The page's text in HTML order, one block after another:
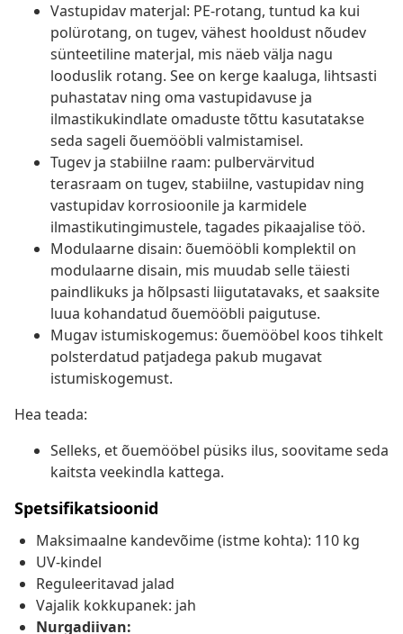
Vastupidav materjal: PE-rotang, tuntud ka kui
polürotang, on tugev, vähest hooldust nõudev
sünteetiline materjal, mis näeb välja nagu
looduslik rotang. See on kerge kaaluga, lihtsasti
puhastatav ning oma vastupidavuse ja
ilmastikukindlate omaduste tõttu kasutatakse
seda sageli õuemööbli valmistamisel.
Tugev ja stabiilne raam: pulbervärvitud
terasraam on tugev, stabiilne, vastupidav ning
vastupidav korrosioonile ja karmidele
ilmastikutingimustele, tagades pikaajalise töö.
Modulaarne disain: õuemööbli komplektil on
modulaarne disain, mis muudab selle täiesti
paindlikuks ja hõlpsasti liigutatavaks, et saaksite
luua kohandatud õuemööbli paigutuse.
Mugav istumiskogemus: õuemööbel koos tihkelt
polsterdatud patjadega pakub mugavat
istumiskogemust.
Hea teada:
Selleks, et õuemööbel püsiks ilus, soovitame seda
kaitsta veekindla kattega.
Spetsifikatsioonid
Maksimaalne kandevõime (istme kohta): 110 kg
UV-kindel
Reguleeritavad jalad
Vajalik kokkupanek: jah
Nurgadiivan: